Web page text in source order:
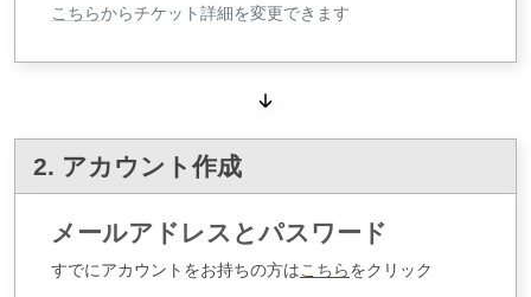
こちらからチケット詳細を変更できます
2. アカウント作成
メールアドレスとパスワード
すでにアカウントをお持ちの方はこちらをクリック